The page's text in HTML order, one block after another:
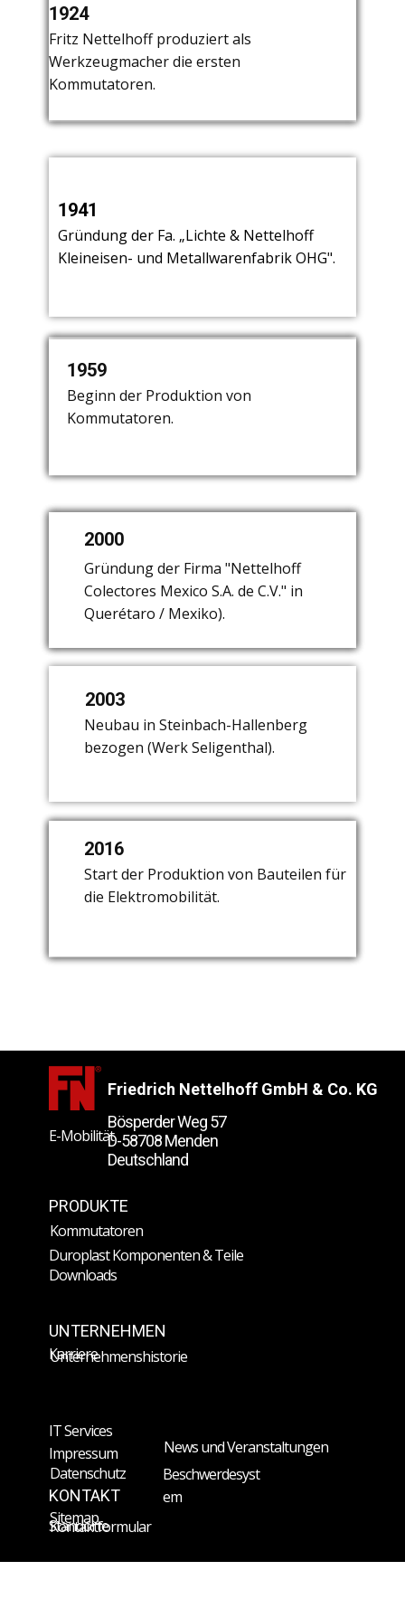
Gründung der Fa. „Menke & Co" durch
die drei Freunde Menke, Kersting und
Nettelhoff.
19271932
Unternehmen.
Fritz Nettelhoff produziert als
Werkzeugmacher die ersten
Kommutatoren.
1924
1941
Gründung der Fa. „Lichte & Nettelhoff
Kleineisen- und Metallwarenfabrik OHG".
Start der Leuchtenproduktion. Herr
Lichte verläßt das Unternehmen.
1950
Produktion von Kaffeemaschinen bis
1969.
1962
Beginn der Produktion von
Kommutatoren.
1959
1991
Kauf eines Kommutatorherstellers in
Seligenthal (Thüringen).
1979
Verkauf der Leuchtenproduktion.
Konzentration auf die Herstellung von
Kommutatoren.
2000
Gründung der Firma "Nettelhoff
Colectores Mexico S.A. de C.V." in
Querétaro / Mexiko).
Neubau in Steinbach-Hallenberg
bezogen (Werk Seligenthal).
2003
Gründung der "Nettelhoff
Commutators & Components Shanghai
2003
Start der Serienproduktion von
Duroplastkomponenten.
2008
Start der Produktion von Bauteilen für
die Elektromobilität.
2016
UNTERNEHMEN
KONTAKT
Friedrich Nettelhoff GmbH & Co. KG
PRODUKTE
Unternehmenshistorie
Bösperder Weg 57
D-58708 Menden
Deutschland
Kommutatoren
Standorte
Karriere
Duroplast Komponenten & Teile
Kontaktformular
E-Mobilität
IT Services
News und Veranstaltungen
Impressum
Downloads
Datenschutz
Beschwerdesyst
em
Sitemap